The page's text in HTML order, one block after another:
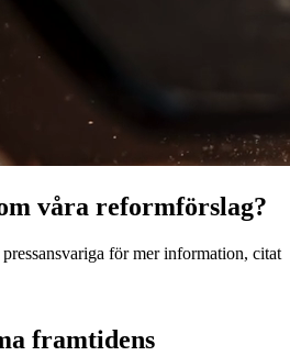
våra reformförslag?
för mer information, citat
framtidens